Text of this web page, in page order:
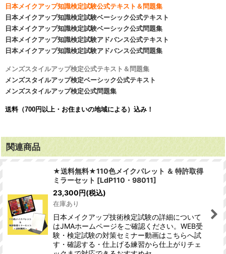
日本メイクアップ知識検定試験公式テキスト＆問題集
日本メイクアップ知識検定試験ベーシック公式テキスト
日本メイクアップ知識検定試験ベーシック公式問題集
日本メイクアップ知識検定試験アドバンス公式テキスト
日本メイクアップ知識検定試験アドバンス公式問題集
メンズスタイルアップ検定公式テキスト＆問題集
メンズスタイルアップ検定ベーシック公式テキスト
メンズスタイルアップ検定公式問題集
送料（700円以上・お住まいの地域による）込み！
関連商品
★送料無料★110色メイクパレット ＆ 特許取得
ミラーセット [LdP110・98011]
23,300円(税込)
在庫あり
日本メイクアップ技術検定試験の詳細について
はJMAホームページをご確認ください。WEB受
験・検定試験の対策セミナー動画はこちらへ試
す・確認する・仕上げる練習から仕上がりチェ